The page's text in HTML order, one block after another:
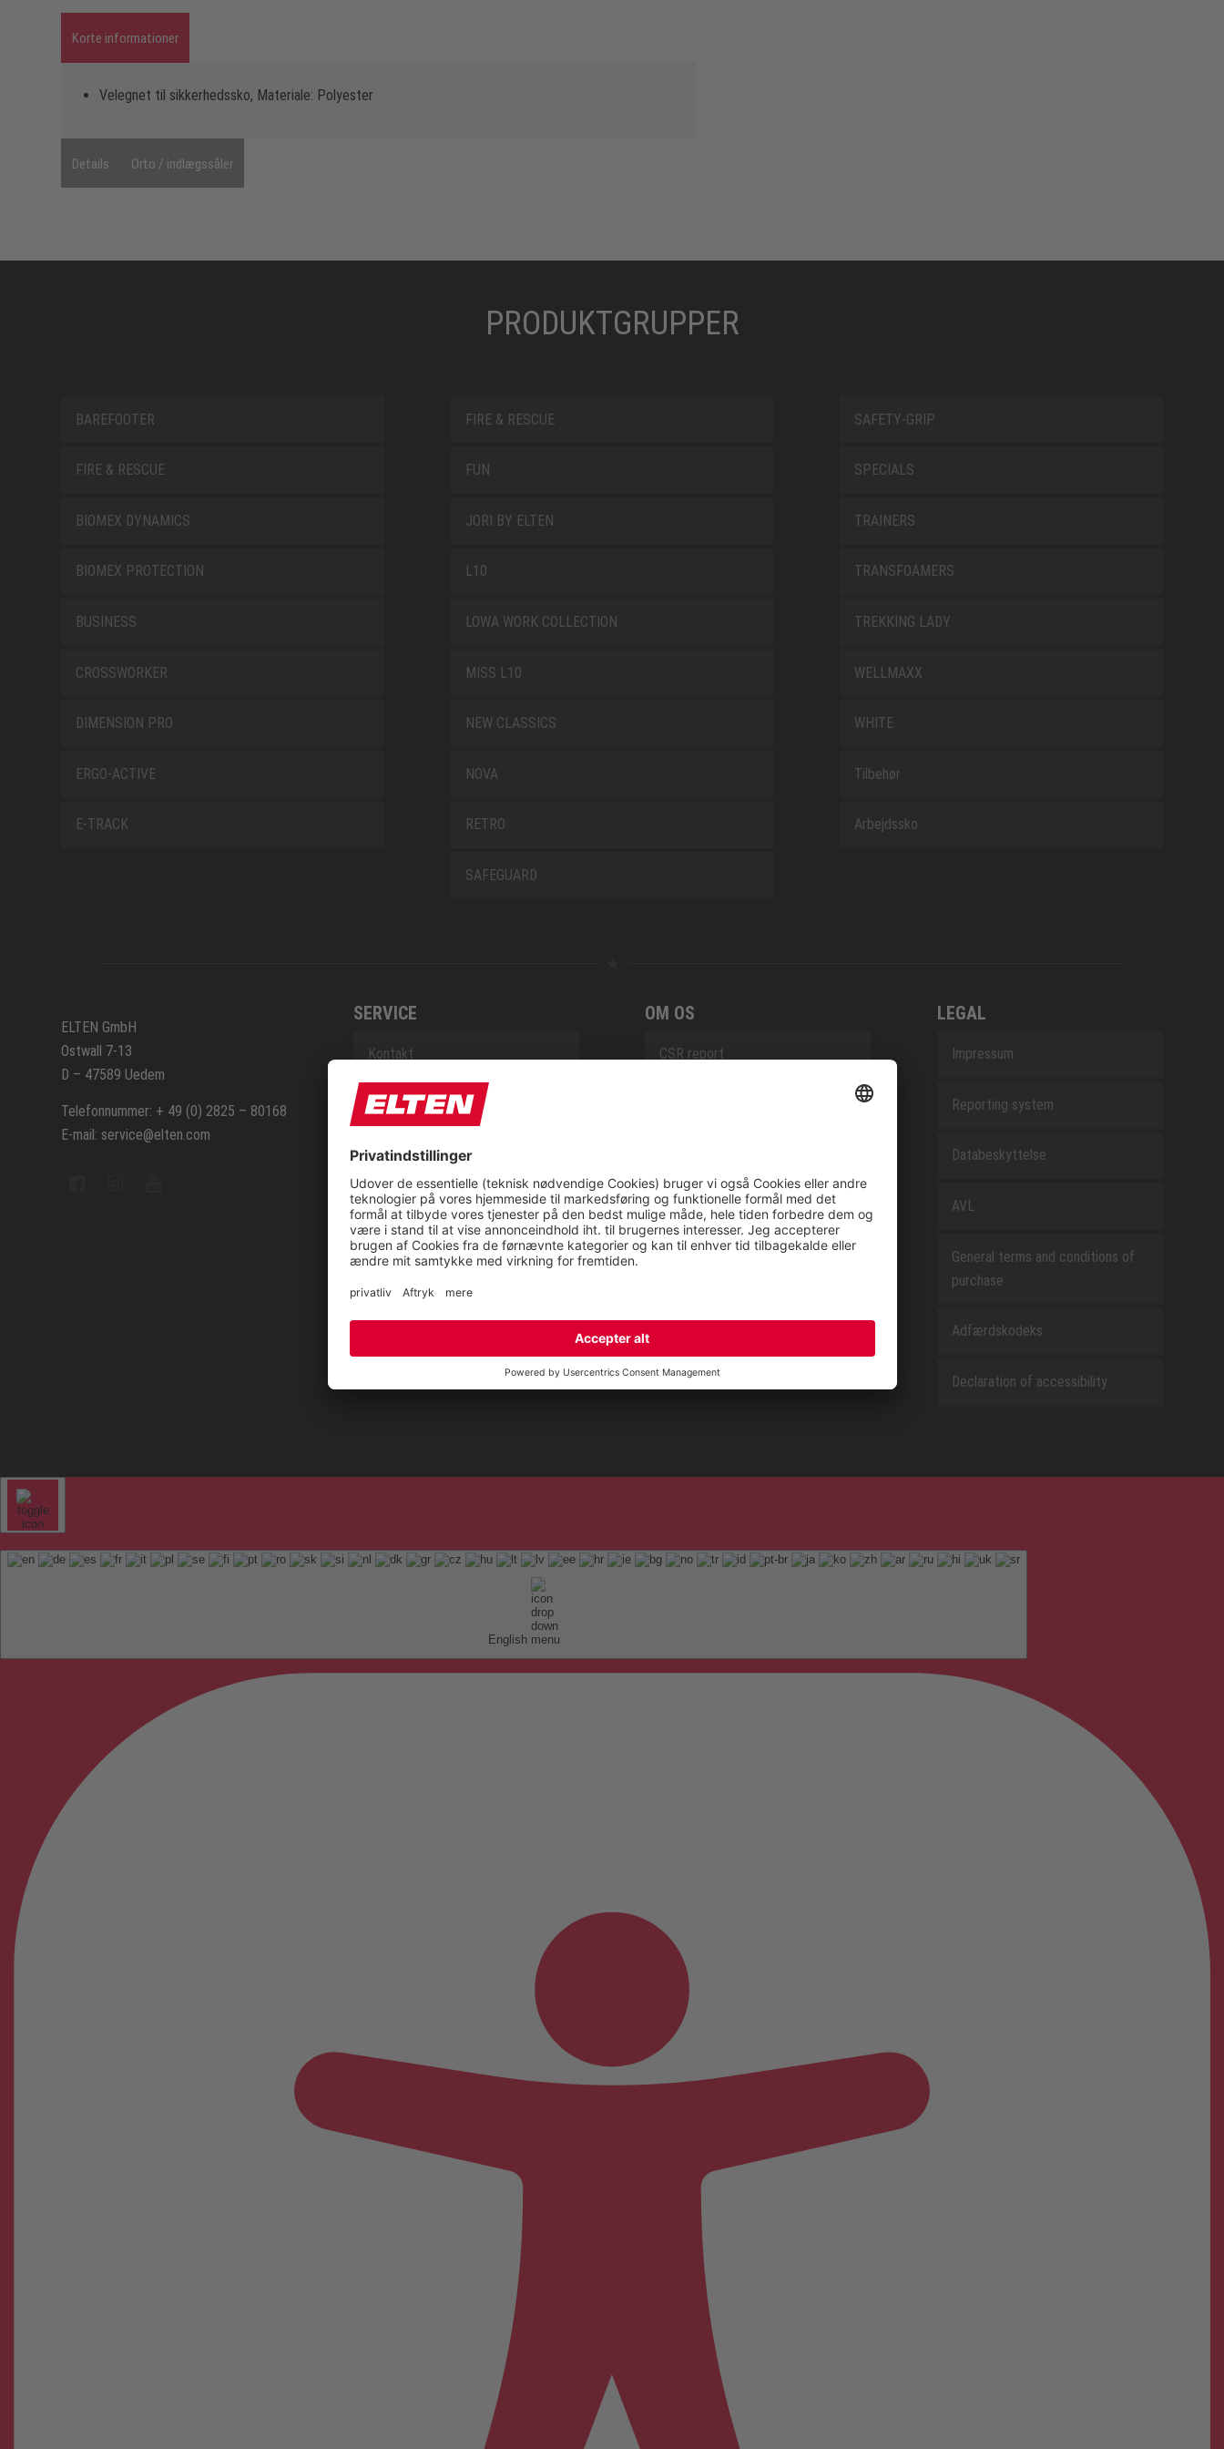
Korte informationer
Velegnet til sikkerhedssko, Materiale: Polyester
Details Orto / indlægssåler
PRODUKTGRUPPER
BAREFOOTER
FIRE & RESCUE
BIOMEX DYNAMICS
BIOMEX PROTECTION
BUSINESS
CROSSWORKER
DIMENSION PRO
ERGO-ACTIVE
E-TRACK
FIRE & RESCUE
FUN
JORI BY ELTEN
L10
LOWA WORK COLLECTION
MISS L10
NEW CLASSICS
NOVA
RETRO
SAFEGUARD
SAFETY-GRIP
SPECIALS
TRAINERS
TRANSFOAMERS
TREKKING LADY
WELLMAXX
WHITE
Tilbehør
Arbejdssko
ELTEN GmbH
Ostwall 7-13
D – 47589 Uedem
Telefonnummer: + 49 (0) 2825 – 80168
E-mail: service@elten.com
SERVICE
Kontakt
Reparationsservice fra ELTEN
Sitemap
OM OS
CSR report
LEGAL
Impressum
Reporting system
Databeskyttelse
AVL
General terms and conditions of
purchase
Adfærdskodeks
Declaration of accessibility
English